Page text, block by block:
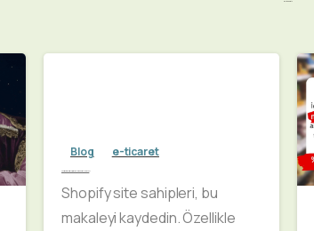
Blog e-ticaret
Shopify site sahipleri, bu
makaleyi kaydedin. Özellikle